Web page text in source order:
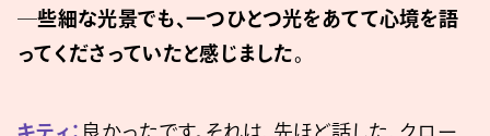
─些細な光景でも、一つひとつ光をあてて心境を語
ってくださっていたと感じました。
キティ： 良かったです。それは、先ほど話した、クロー